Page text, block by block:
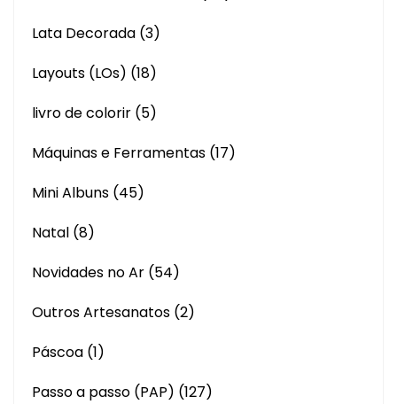
Lata Decorada (3)
Layouts (LOs) (18)
livro de colorir (5)
Máquinas e Ferramentas (17)
Mini Albuns (45)
Natal (8)
Novidades no Ar (54)
Outros Artesanatos (2)
Páscoa (1)
Passo a passo (PAP) (127)